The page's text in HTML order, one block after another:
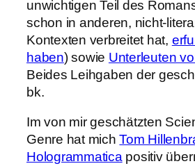
unwichtigen Teil des
schon in anderen, nicht-
Kontexten verbreitet hat,
haben) sowie Unterleuten
Beides Leihgaben der
bk.
Im von mir geschätzten
Genre hat michTom
Hologrammaticapositiv